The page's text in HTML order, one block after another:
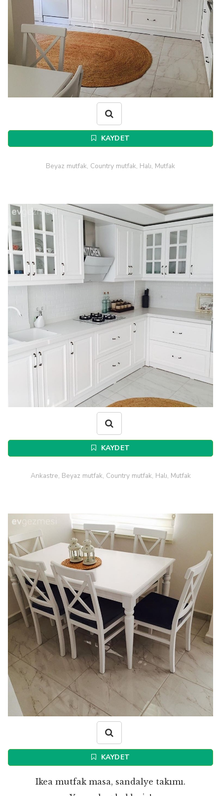
KAYDET
Beyaz mutfak, Country mutfak, Halı, Mutfak
KAYDET
Ankastre, Beyaz mutfak, Country mutfak, Halı, Mutfak
KAYDET
Ikea mutfak masa, sandalye takımı.